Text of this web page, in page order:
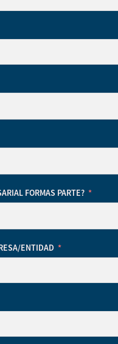
FORMAS PARTE?
ENTIDAD